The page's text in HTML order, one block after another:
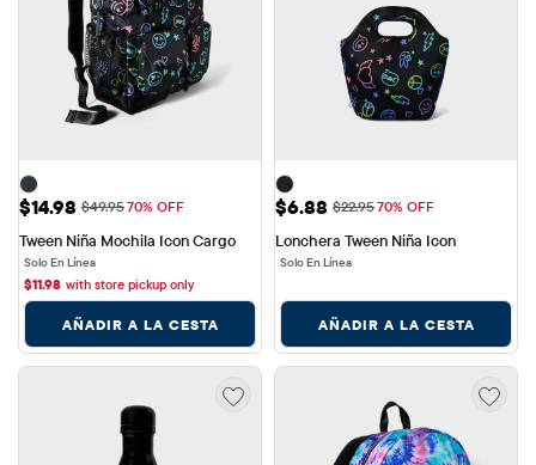
Precio de venta: $14.98
$14.98 Precio original: $49.95
$49.9570% OFF
Tween Niña Mochila Icon Cargo
Solo En Línea
$11.98 with store pickup only
AÑADIR A LA CESTA
Precio de venta: $6.88
$6.88 Precio original: $22.95
$22.9570% OFF
Lonchera Tween Niña Icon
Solo En Línea
AÑADIR A LA CESTA